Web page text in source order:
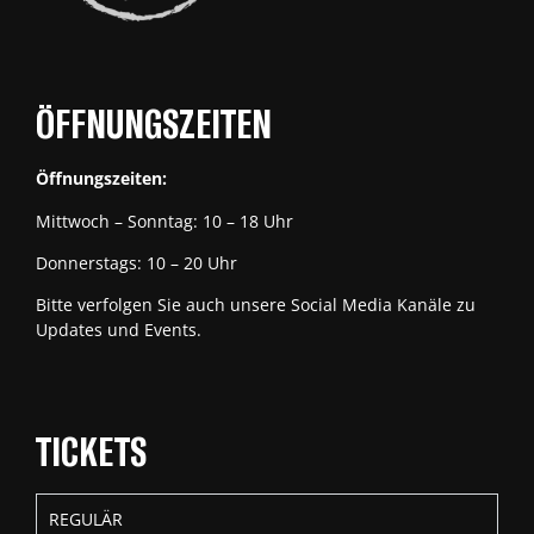
ÖFFNUNGSZEITEN
Öffnungszeiten:
Mittwoch – Sonntag: 10 – 18 Uhr
Donnerstags: 10 – 20 Uhr
Bitte verfolgen Sie auch unsere Social Media Kanäle zu
Updates und Events.
TICKETS
REGULÄR